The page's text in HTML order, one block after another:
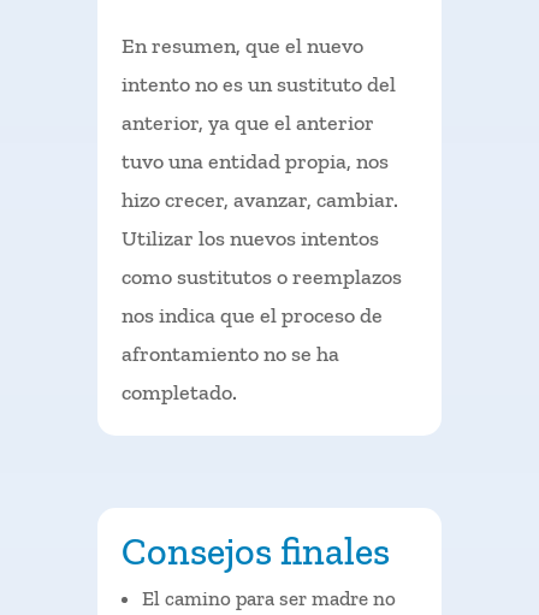
En resumen, que el nuevo
intento no es un sustituto del
anterior, ya que el anterior
tuvo una entidad propia, nos
hizo crecer, avanzar, cambiar.
Utilizar los nuevos intentos
como sustitutos o reemplazos
nos indica que el proceso de
afrontamiento no se ha
completado.
Consejos finales
El camino para ser madre no